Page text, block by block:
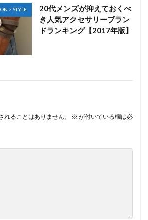
× STYLE
20代メンズが抑えておくべ
き人気アクセサリーブラン
ドランキング【2017年版】
れることはありません。 ※ が付いている欄は必